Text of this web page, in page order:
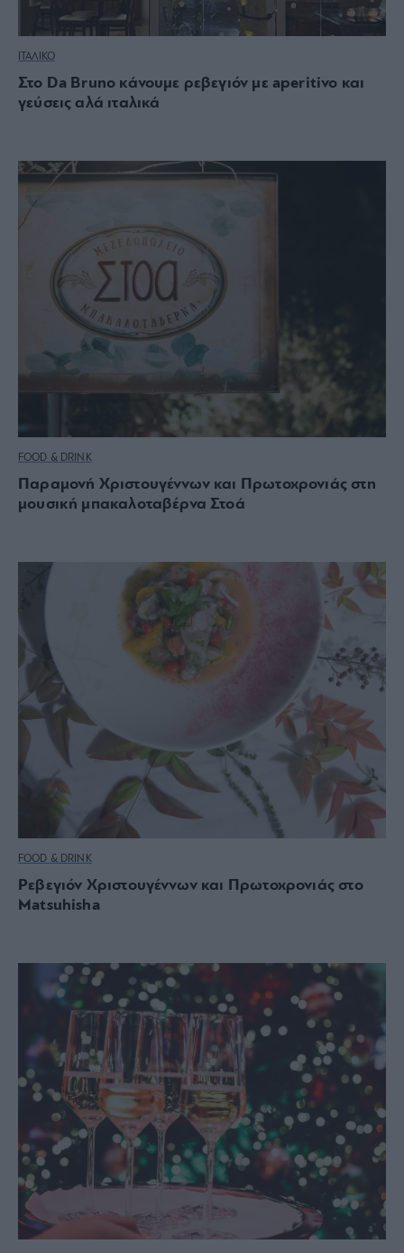
ΙΤΑΛΙΚΟ
Στο Da Bruno κάνουμε ρεβεγιόν με aperitivo και
γεύσεις αλά ιταλικά
FOOD & DRINK
Παραμονή Χριστουγέννων και Πρωτοχρονιάς στη
μουσική μπακαλοταβέρνα Στοά
FOOD & DRINK
Ρεβεγιόν Χριστουγέννων και Πρωτοχρονιάς στο
Matsuhisha